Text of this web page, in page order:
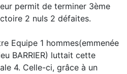
permit de terminer 3ème
2 nuls 2 défaites.
Equipe 1 hommes(emmenée
BARRIER) luttait cette
4. Celle-ci, grâce à un